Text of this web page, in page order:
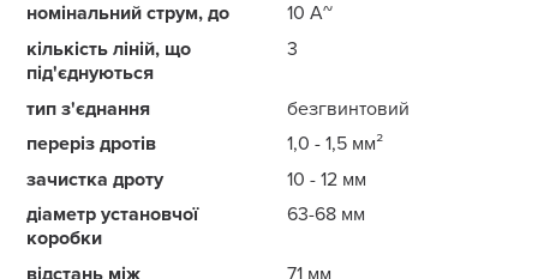
номінальний струм, до
10 А~
кількість ліній, що
під'єднуються
3
тип з'єднання
безгвинтовий
переріз дротів
1,0 - 1,5 мм²
зачистка дроту
10 - 12 мм
діаметр установчої
коробки
63-68 мм